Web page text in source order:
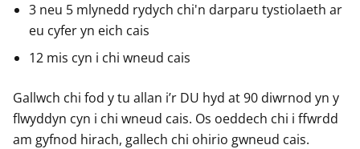
3 neu 5 mlynedd rydych chi'n darparu tystiolaeth ar
eu cyfer yn eich cais
12 mis cyn i chi wneud cais
Gallwch chi fod y tu allan i’r DU hyd at 90 diwrnod yn y
flwyddyn cyn i chi wneud cais. Os oeddech chi i ffwrdd
am gyfnod hirach, gallech chi ohirio gwneud cais.